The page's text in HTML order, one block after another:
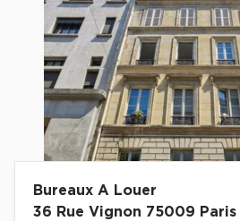
Bureaux A Louer
36 Rue Vignon 75009 Paris